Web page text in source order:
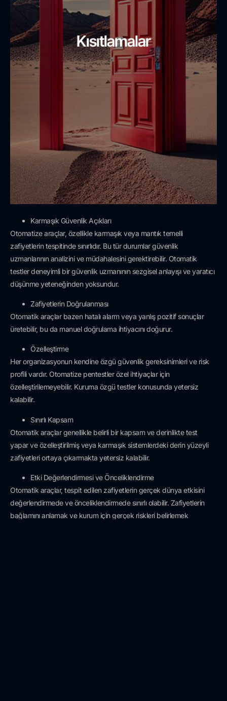
Kısıtlamalar
Karmaşık Güvenlik Açıkları
Otomatize araçlar, özellikle karmaşık veya mantık temelli
zafiyetlerin tespitinde sınırlıdır. Bu tür durumlar güvenlik
uzmanlarının analizini ve müdahalesini gerektirebilir. Otomatik
testler deneyimli bir güvenlik uzmanının sezgisel anlayışı ve yaratıcı
düşünme yeteneğinden yoksundur.
Zafiyetlerin Doğrulanması
Otomatik araçlar bazen hatalı alarm veya yanlış pozitif sonuçlar
üretebilir, bu da manuel doğrulama ihtiyacını doğurur.
Özelleştirme
Her organizasyonun kendine özgü güvenlik gereksinimleri ve risk
profili vardır. Otomatize pentestler özel ihtiyaçlar için
özelleştirilemeyebilir. Kuruma özgü testler konusunda yetersiz
kalabilir.
Sınırlı Kapsam
Otomatik araçlar genellikle belirli bir kapsam ve derinlikte test
yapar ve özelleştirilmiş veya karmaşık sistemlerdeki derin yüzeyli
zafiyetleri ortaya çıkarmakta yetersiz kalabilir.
Etki Değerlendirmesi ve Önceliklendirme
Otomatik araçlar, tespit edilen zafiyetlerin gerçek dünya etkisini
değerlendirmede ve önceliklendirmede sınırlı olabilir. Zafiyetlerin
bağlamını anlamak ve kurum için gerçek riskleri belirlemek